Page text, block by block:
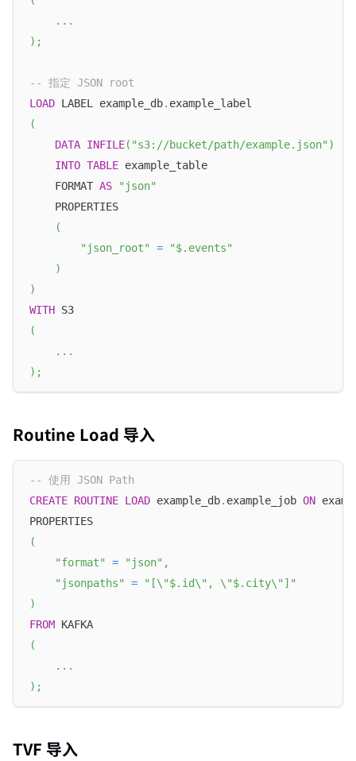
. . .
) ;
-- 指定 JSON root
LOAD LABEL example_db. example_label
(
DATA INFILE( "s3://bucket/path/example.json" )
INTO TABLE example_table
    FORMAT
AS
"json"
    PROPERTIES
(
"json_root"
=
"$.events"
)
)
WITH S3
(
. . .
) ;
Routine Load 导入
-- 使用 JSON Path
CREATE ROUTINE LOAD example_db. example_job ON
PROPERTIES
(
"format"
= "json" ,
"jsonpaths"
=
"[\"$.id\", \"$.city\"]"
)
FROM KAFKA
(
. . .
) ;
TVF 导入